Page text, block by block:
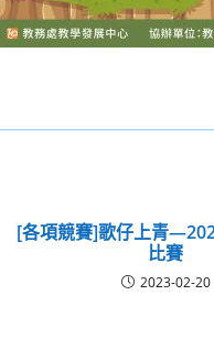
[各項競賽]歌仔上青
比賽
2023-02-20